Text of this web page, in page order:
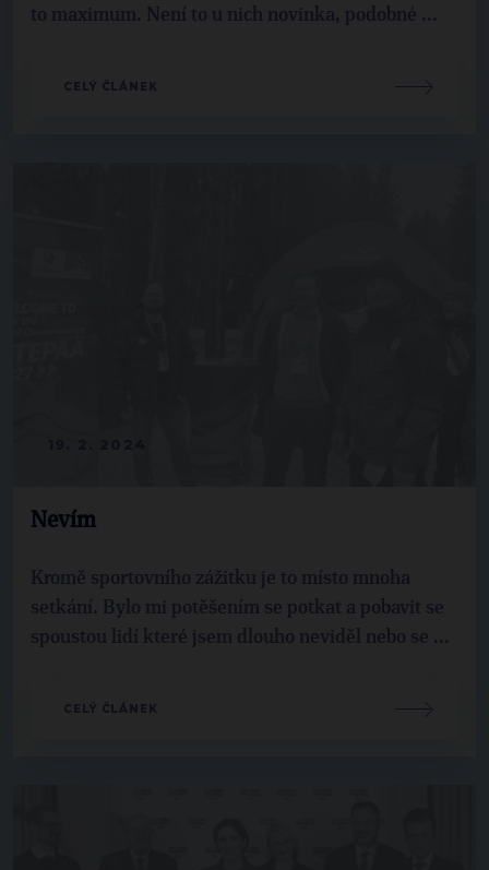
to maximum. Není to u nich novinka, podobné ...
CELÝ ČLÁNEK
Nevím
Kromě sportovního zážitku je to místo mnoha
setkání. Bylo mi potěšením se potkat a pobavit se
spoustou lidí které jsem dlouho neviděl nebo se ...
CELÝ ČLÁNEK